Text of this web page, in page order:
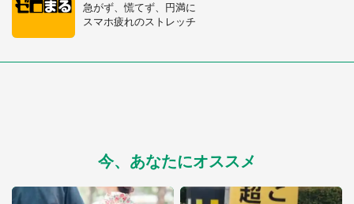
急がず、慌てず、円満に
スマホ疲れのストレッチ
今、あなたにオススメ